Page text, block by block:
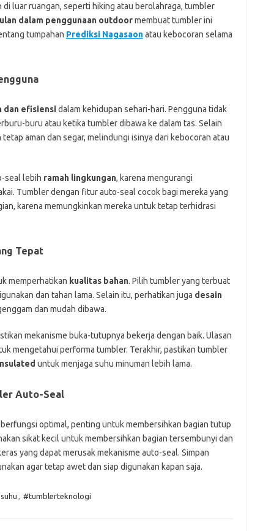
di luar ruangan, seperti hiking atau berolahraga, tumbler
dalam penggunaan outdoormembuat tumbler ini
tumpahan Prediksi Nagasaonatau kebocoran selama
dan efisiensidalam kehidupan sehari-hari. Pengguna tidak
buru atau ketika tumbler dibawa ke dalam tas. Selain
aman dan segar, melindungi isinya dari kebocoran atau
seal lebih ramah lingkungan, karena mengurangi
Tumbler dengan fitur auto-seal cocok bagi mereka yang
karena memungkinkan mereka untuk tetap terhidrasi
Tepat
memperhatikan kualitas bahan. Pilih tumbler yang terbuat
dan tahan lama. Selain itu, perhatikan juga desain
dan mudah dibawa.
mekanisme buka-tutupnya bekerja dengan baik. Ulasan
mengetahui performa tumbler. Terakhir, pastikan tumbler
untuk menjaga suhu minuman lebih lama.
Auto-Seal
optimal, penting untuk membersihkan bagian tutup
sikat kecil untuk membersihkan bagian tersembunyi dan
yang dapat merusak mekanisme auto-seal. Simpan
agar tetap awet dan siap digunakan kapan saja.
, #tumblerteknologi